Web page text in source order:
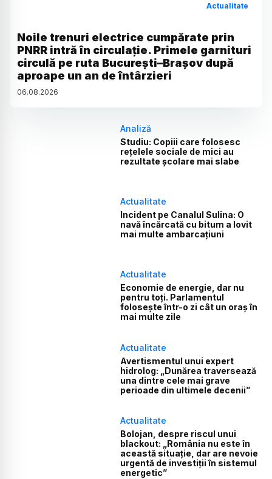
Actualitate
Noile trenuri electrice cumpărate prin
PNRR intră în circulație. Primele garnituri
circulă pe ruta București–Brașov după
aproape un an de întârzieri
06.08.2026
Analiză
Studiu: Copiii care folosesc
rețelele sociale de mici au
rezultate școlare mai slabe
Actualitate
Incident pe Canalul Sulina: O
navă încărcată cu bitum a lovit
mai multe ambarcațiuni
Actualitate
Economie de energie, dar nu
pentru toți. Parlamentul
folosește într-o zi cât un oraș în
mai multe zile
Actualitate
Avertismentul unui expert
hidrolog: „Dunărea traversează
una dintre cele mai grave
perioade din ultimele decenii”
Actualitate
Bolojan, despre riscul unui
blackout: „România nu este în
această situație, dar are nevoie
urgentă de investiții în sistemul
energetic”